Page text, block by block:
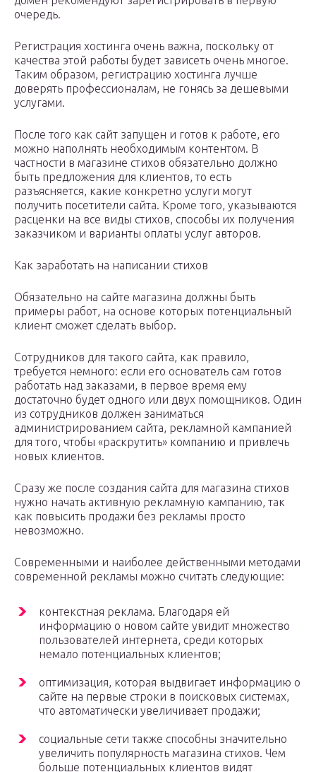
очередь.
Регистрация хостинга очень важна, поскольку от
качества этой работы будет зависеть очень многое.
Таким образом, регистрацию хостинга лучше
доверять профессионалам, не гонясь за дешевыми
услугами.
После того как сайт запущен и готов к работе, его
можно наполнять необходимым контентом. В
частности в магазине стихов обязательно должно
быть предложения для клиентов, то есть
разъясняется, какие конкретно услуги могут
получить посетители сайта. Кроме того, указываются
расценки на все виды стихов, способы их получения
заказчиком и варианты оплаты услуг авторов.
Как заработать на написании стихов
Обязательно на сайте магазина должны быть
примеры работ, на основе которых потенциальный
клиент сможет сделать выбор.
Сотрудников для такого сайта, как правило,
требуется немного: если его основатель сам готов
работать над заказами, в первое время ему
достаточно будет одного или двух помощников. Один
из сотрудников должен заниматься
администрированием сайта, рекламной кампанией
для того, чтобы «раскрутить» компанию и привлечь
новых клиентов.
Сразу же после создания сайта для магазина стихов
нужно начать активную рекламную кампанию, так
как повысить продажи без рекламы просто
невозможно.
Современными и наиболее действенными методами
современной рекламы можно считать следующие:
контекстная реклама. Благодаря ей
информацию о новом сайте увидит множество
пользователей интернета, среди которых
немало потенциальных клиентов;
оптимизация, которая выдвигает информацию о
сайте на первые строки в поисковых системах,
что автоматически увеличивает продажи;
социальные сети также способны значительно
увеличить популярность магазина стихов. Чем
больше потенциальных клиентов видят